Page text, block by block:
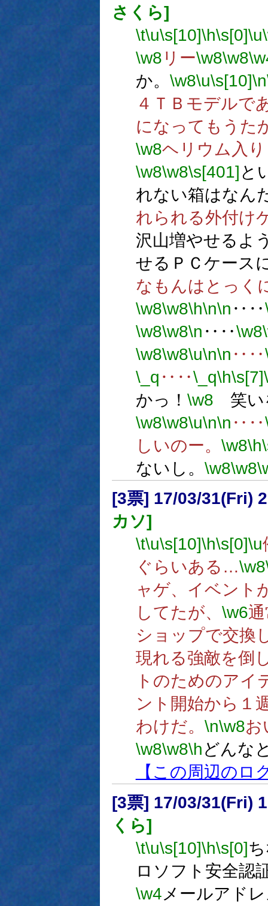
さくら]
\t\u\s[10]\h\s[0]\u
\w8 リー\w8\w8
か。 \w8\u\s[10]\n
４ＴＢモデルで
になってもうた
\w8ヘリウム入
\w8\w8\s[401] と
れない箱はなん
れられる外付け
沢山増やせるよ
せるＰＣケース
なもんはとっく
\w8\w8\h\n\n ‥‥
\w8\w8\n ‥‥\w8
\w8\w8\u\n\n ‥‥
\_q ‥‥\_q\h\s[7]
かっ！ \w8 笑い
\w8\w8\u\n\n ‥‥
しいのー。 \w8\h
ないし。 \w8\w8
[3票] 17/03/31(Fri)
カソ]
\t\u\s[10]\h\s[0]\u
ぐらいある…\w8
ャゲ、イベント
してたが、 \w6
ショップで交換
現れる強敵を倒
トのためのアイ
ント開始から１
わけだ。 \n\w8お
\w8\w8\hどんな
【この周辺のロ
[3票] 17/03/31(Fri)
くら]
\t\u\s[10]\h\s[0]
ロソフト安全認
\w4メールアド